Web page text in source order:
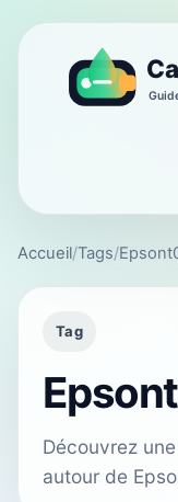
Accueil/Tags/
Tag
Découvrez
autour de